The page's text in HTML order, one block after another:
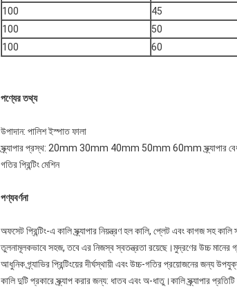
100
45
100
50
100
60
পণ্যের তথ্য
উপাদান: পালিশ ইস্পাত ফালা
স্ক্র্যাপার প্রস্থ: 20mm 30mm 40mm 50mm 60mm
গতির প্রিন্টিং মেশিন
পণ্যবর্ণনা
অফসেট প্রিন্টিং-এ কালি স্ক্র্যাপার নিয়ন্ত্রণ হল কালি, প্লেট এবং কাগজ সহ কালি
তুলনামূলকভাবে সহজ, তবে এর নিজস্ব স্বতন্ত্রতা রয়েছে।মুদ্রণের উচ্চ মানের
আধুনিক গ্র্যাভির প্রিন্টিংয়ের দীর্ঘস্থায়ী এবং উচ্চ-গতির প্রয়োজনের জন্য
কালি দুটি প্রকারে স্ক্র্যাপ করার জন্য: ধাতব এবং অ-ধাতু।কালি স্ক্র্যাপার